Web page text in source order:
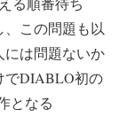
、この問題も以
には問題ないか
でDIABLO初の
となる